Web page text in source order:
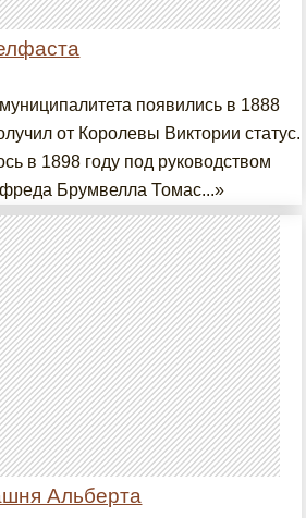
появились в 1888
от Королевы Виктории статус.
в 1898 году под руководством
Брумвелла Томас...»
Альберта